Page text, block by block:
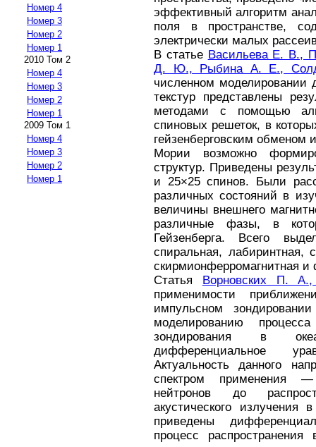
Номер 4
Номер 3
Номер 2
Номер 1
2010 Том 2
Номер 4
Номер 3
Номер 2
Номер 1
2009 Том 1
Номер 4
Номер 3
Номер 2
Номер 1
эффективный алгоритм
поля в пространстве,
электрически малых
В статье Васильева Е. В.,
Д. Ю., Рыбина А. Е.,
численном моделировании
текстур представлены
методами с помощью
спиновых решеток, в
гейзенберговским обменом
Мории возможно
структур. Приведены
и 25×25 спинов. Были
различных состояний в
величины внешнего
различные фазы, в
Гейзенберга. Всего
спиральная, лабиринтная,
скирмионферромагнитная
Статья Ворновских П.
применимости
импульсном
моделированию процесса
зондирования в
дифференциальное
Актуальность данного
спектром применения
нейтронов до
акустического
приведены
процесс распространения